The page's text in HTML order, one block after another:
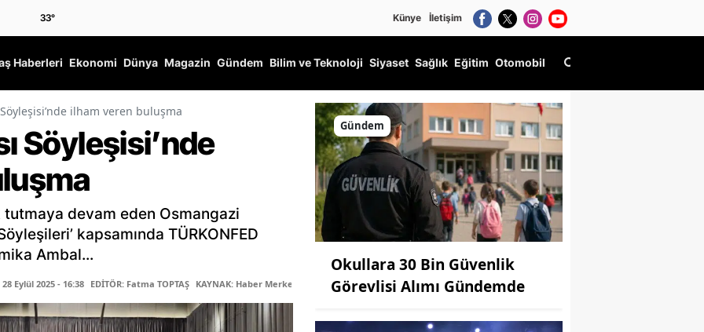
33° Künye İletişim
Haberleri Ekonomi Dünya Magazin Gündem Bilim ve Teknoloji Siyaset Sağlık Eğitim Otomobil
ilham veren buluşma
Söyleşisi’nde
tutmaya devam eden Osmangazi
kapsamında TÜRKONFED
Ambal...
28 Eylül 2025 - 16:38 EDİTÖR: Fatma TOPTAŞ KAYNAK: Haber Merkezi
Gündem
Okullara 30 Bin Güvenlik
Görevlisi Alımı Gündemde